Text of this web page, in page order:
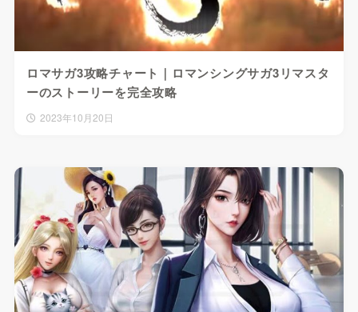
ロマサガ3攻略チャート｜ロマンシングサガ3リマスタ
ーのストーリーを完全攻略
2023年10月20日